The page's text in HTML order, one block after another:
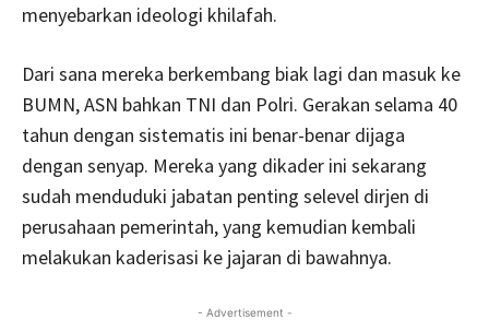
menyebarkan ideologi khilafah.
Dari sana mereka berkembang biak lagi dan masuk ke
BUMN, ASN bahkan TNI dan Polri. Gerakan selama 40
tahun dengan sistematis ini benar-benar dijaga
dengan senyap. Mereka yang dikader ini sekarang
sudah menduduki jabatan penting selevel dirjen di
perusahaan pemerintah, yang kemudian kembali
melakukan kaderisasi ke jajaran di bawahnya.
- Advertisement -